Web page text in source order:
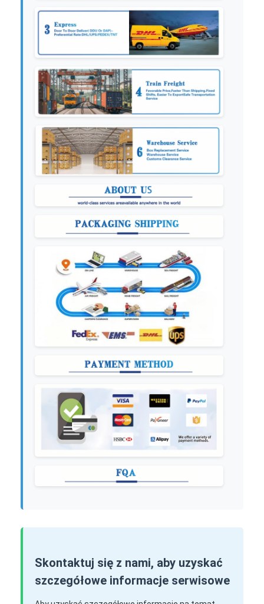
Skontaktuj się z nami, aby uzyskać
szczegółowe informacje serwisowe